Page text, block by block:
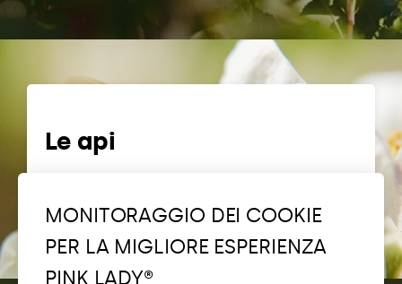
Le api
MONITORAGGIO DEI COOKIE
PER LA MIGLIORE ESPERIENZA
PINK LADY®